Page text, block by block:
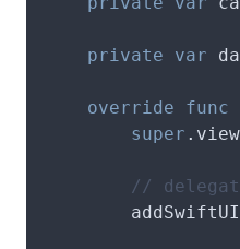
private var
override func
super
//